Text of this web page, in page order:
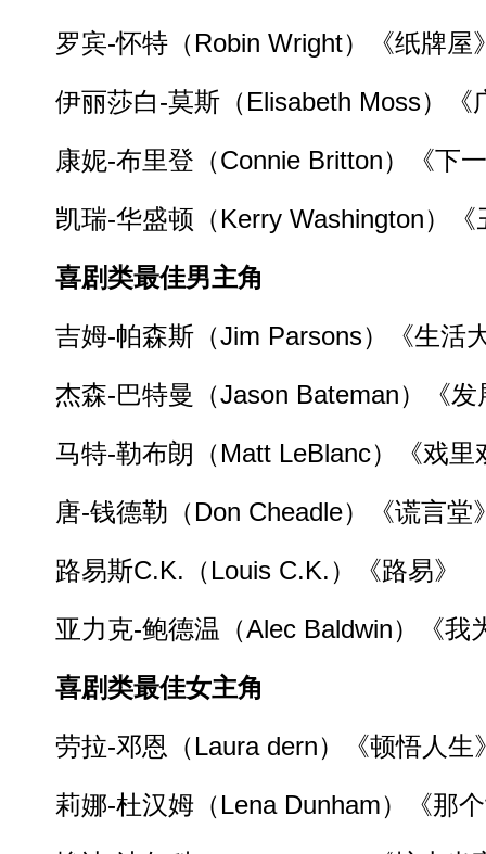
罗宾-怀特（Robin Wright）《纸牌屋
伊丽莎白-莫斯（Elisabeth Moss）《
康妮-布里登（Connie Britton）《下
凯瑞-华盛顿（Kerry Washington）《
喜剧类最佳男主角
吉姆-帕森斯（Jim Parsons）《生活
杰森-巴特曼（Jason Bateman）《发
马特-勒布朗（Matt LeBlanc）《戏里
唐-钱德勒（Don Cheadle）《谎言堂
路易斯C.K.（Louis C.K.）《路易》
亚力克-鲍德温（Alec Baldwin）《我
喜剧类最佳女主角
劳拉-邓恩（Laura dern）《顿悟人生
莉娜-杜汉姆（Lena Dunham）《那